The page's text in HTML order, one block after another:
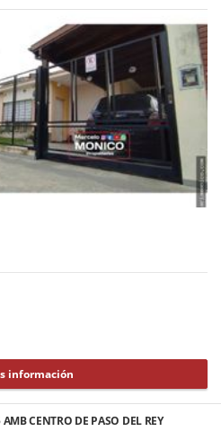
información
CENTRO DE PASO DEL REY